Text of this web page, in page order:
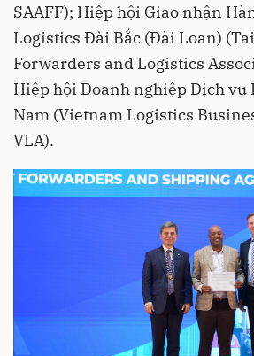
SAAFF); Hiệp hội Giao nhận
Logistics Đài Bắc (Đài Loan)
Forwarders and Logistics
Hiệp hội Doanh nghiệp Dịch vụ
Nam (Vietnam Logistics
VLA).